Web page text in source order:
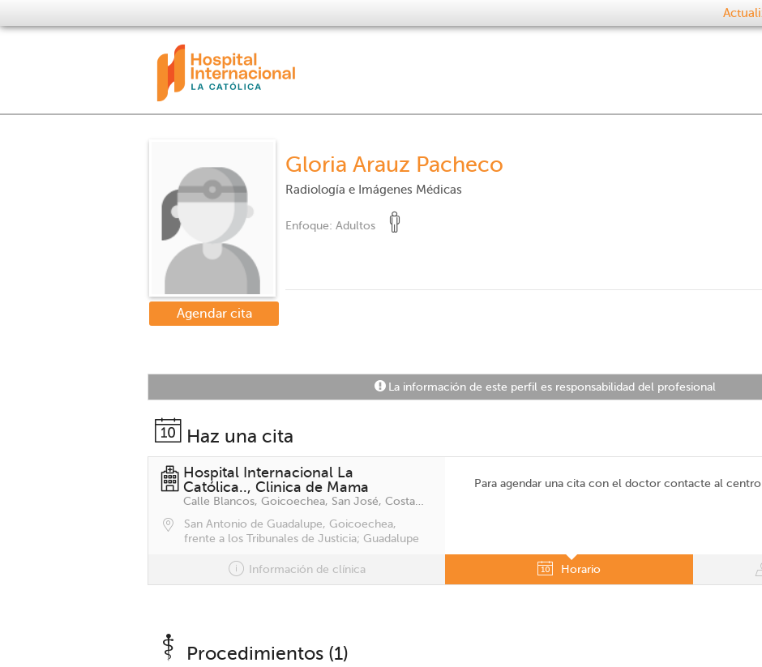
Gloria Arauz Pacheco
Radiología e Imágenes Médicas
Enfoque: Adultos
Agendar cita
La información de este perfil es responsabilidad del profesional
Haz una cita
Hospital Internacional La
Católica.., Clinica de Mama
San Antonio de Guadalupe, Goicoechea,
frente a los Tribunales de Justicia; Guadalupe
Para agendar una cita con el doctor contacte al
Información de clínica Horario
Procedimientos (1)